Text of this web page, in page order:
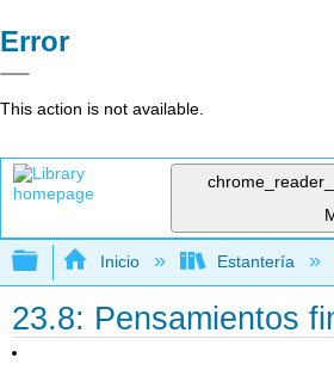
Error
This action is not available.
Expandir/contraer
Inicio Estantería
23.8: Pensamientos